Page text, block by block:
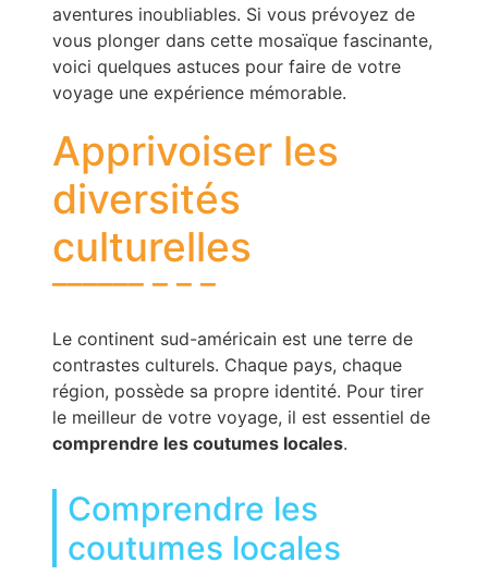
aventures inoubliables. Si vous prévoyez de
vous plonger dans cette mosaïque fascinante,
voici quelques astuces pour faire de votre
voyage une expérience mémorable.
Apprivoiser les
diversités
culturelles
Le continent sud-américain est une terre de
contrastes culturels. Chaque pays, chaque
région, possède sa propre identité. Pour tirer
le meilleur de votre voyage, il est essentiel de
comprendre les coutumes locales.
Comprendre les
coutumes locales